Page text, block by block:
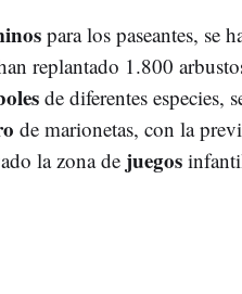
para los paseantes, se
replantado 1.800
de diferentes especies,
de marionetas, con la
la zona de juegos